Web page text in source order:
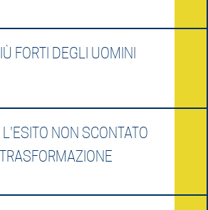
FORTI DEGLI UOMINI
NON SCONTATO